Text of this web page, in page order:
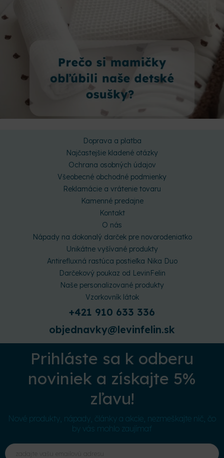
Doprava a platba
Najčastejšie kladené otázky
Ochrana osobných údajov
Všeobecné obchodné podmienky
Reklamácie a vrátenie tovaru
Kamenné predajne
Kontakt
O nás
Nápady na dokonalý darček pre novorodeniatko
Unikátne vyšívané produkty
Antirefluxná rastúca postieľka Nika Duo
Darčekový poukaz od LevinFelin
Naše personalizované produkty
Vzorkovník látok
+421 910 633 336
objednavky@levinfelin.sk
Prihláste sa k odberu
noviniek a získajte 5%
zľavu!
Nové produkty, nápady, články a akcie, nezmeškajte nič, čo
by vás mohlo zaujímať